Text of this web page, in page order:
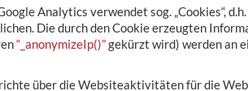
Analytics verwendet sog. „Cookies“,
Die durch den Cookie erzeugten
“_anonymizeIp()”gekürzt wird) werden an
über die Websiteaktivitäten für die